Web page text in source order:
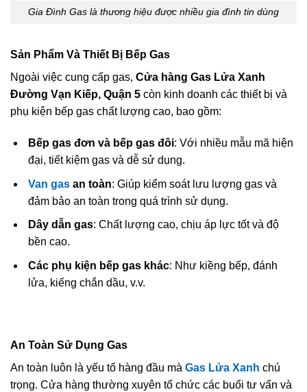
Gia Đình Gas là thương hiệu được nhiều gia đình tin dùng
Sản Phẩm Và Thiết Bị Bếp Gas
Ngoài việc cung cấp gas, Cửa hàng Gas Lửa Xanh
Đường Vạn Kiếp, Quận 5 còn kinh doanh các thiết bị và
phụ kiện bếp gas chất lượng cao, bao gồm:
Bếp gas đơn và bếp gas đôi: Với nhiều mẫu mã hiện
đại, tiết kiệm gas và dễ sử dụng.
Van gasan toàn: Giúp kiểm soát lưu lượng gas và
đảm bảo an toàn trong quá trình sử dụng.
Dây dẫn gas: Chất lượng cao, chịu áp lực tốt và độ
bền cao.
Các phụ kiện bếp gas khác: Như kiềng bếp, đánh
lửa, kiếng chắn dầu, v.v.
An Toàn Sử Dụng Gas
An toàn luôn là yếu tố hàng đầu mà Gas Lửa Xanh chú
trọng. Cửa hàng thường xuyên tổ chức các buổi tư vấn và